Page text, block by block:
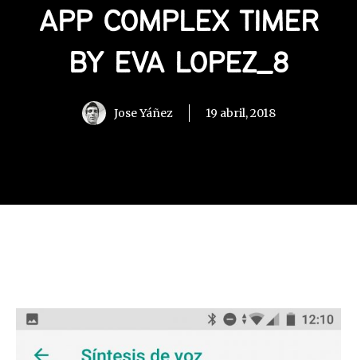
APP COMPLEX TIMER
BY EVA LOPEZ_8
Jose Yáñez 19 abril, 2018